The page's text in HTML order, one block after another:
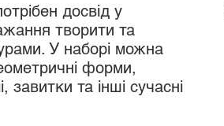
досвід у
творити та
У наборі можна
форми,
завитки та інші сучасні